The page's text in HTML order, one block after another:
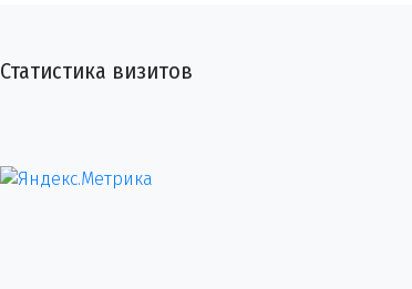
Статистика визитов